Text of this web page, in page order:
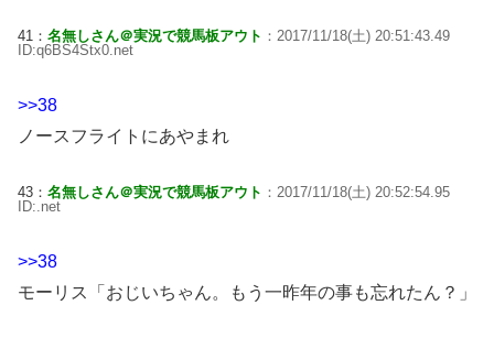
41： 名無しさん＠実況で競馬板アウト ：2017/11/18(土) 20:51:43.49
ID:q6BS4Stx0.net
>>38
ノースフライトにあやまれ
43： 名無しさん＠実況で競馬板アウト ：2017/11/18(土) 20:52:54.95
ID:.net
>>38
モーリス「おじいちゃん。もう一昨年の事も忘れたん？」